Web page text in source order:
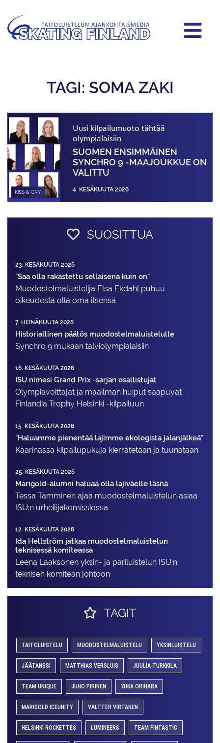
TAGI: SOMA ZAKI
KISS & CRY
Uusi kilpailumuoto tähtää
olympialaisiin
SUOMEN ENSIMMÄINEN
SYNCHRO 9 -MAAJOUKKUE ON
VALITTU
4. KESÄKUUTA 2026
SUOSITTUA
23. KESÄKUUTA 2026
"Saa olla rakastettu sellaisena kuin on"
Muodostelma­luistelija Elsa Ekdahl puhuu
oikeudesta olla oma itsensä
7. HEINÄKUUTA 2026
Historiallinen päätös muodostelmaluistelulle
Synchro 9 mukaan talviolympialaisiin
16. KESÄKUUTA 2026
ISU nimesi Grand Prix -sarjan osallistujat
Olympiavoittajat ja maailman huiput saapuvat
Finlandia Trophy Helsinki -kilpailuun
15. KESÄKUUTA 2026
"Haluamme pienentää lajimme ekologista jalanjälkeä"
Kaarinassa kilpailupukuja kierrätetään ja tuunataan
25. KESÄKUUTA 2026
Marigold-alumni haluaa olla lajiväelle läsnä
Tessa Tamminen ajaa muodostelma­luistelun asiaa
ISU:n urheilija­komissiossa
12. KESÄKUUTA 2026
Ida Hellström jatkaa muodostelmaluistelun
teknisessä komiteassa
Leena Laaksonen yksin- ja pariluistelun ISU:n
teknisen komitean johtoon
TAGIT
TAITOLUISTELU MUODOSTELMALUISTELU YKSINLUISTELU
JÄÄTANSSI MATTHIAS VERSLUIS JUULIA TURKKILA
TEAM UNIQUE JUHO PIRINEN YUKA ORIHARA
MARIGOLD ICEUNITY VALTTER VIRTANEN
HELSINKI ROCKETTES LUMINEERS TEAM FINTASTIC